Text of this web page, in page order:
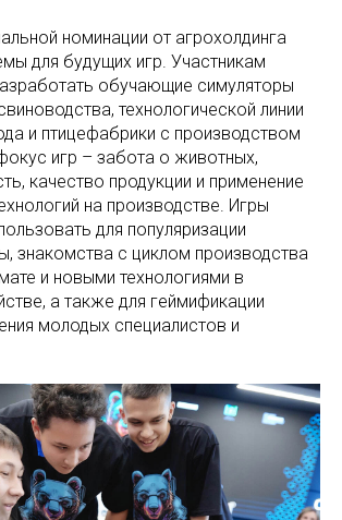
номинации от агрохолдинга
для будущих игр. Участникам
обучающие симуляторы
технологической линии
и птицефабрики с производством
игр – забота о животных,
качество продукции и применение
на производстве. Игры
для популяризации
знакомства с циклом производства
и новыми технологиями в
а также для геймификации
молодых специалистов и